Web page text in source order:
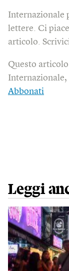
Internazionale
lettere. Ci
articolo.
Questo
Internazionale,
Abbonati
Leggi